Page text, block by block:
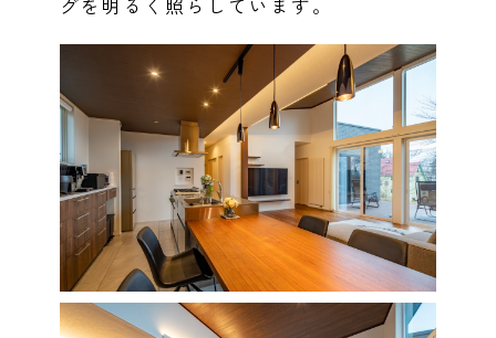
グを明るく照らしています。